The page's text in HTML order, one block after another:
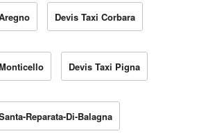
Devis Taxi Corbara
Devis Taxi Pigna
Reparata-Di-Balagna